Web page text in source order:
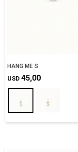
HANG ME S
USD 45,00